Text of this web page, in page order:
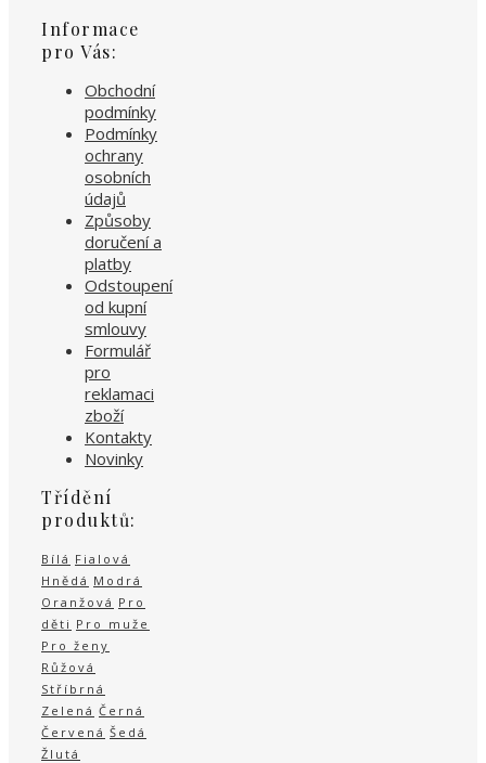
Informace
pro Vás:
Obchodní
podmínky
Podmínky
ochrany
osobních
údajů
Způsoby
doručení a
platby
Odstoupení
od kupní
smlouvy
Formulář
pro
reklamaci
zboží
Kontakty
Novinky
Třídění
produktů:
Bílá Fialová
Hnědá Modrá
Oranžová Pro
děti Pro muže
Pro ženy
Růžová
Stříbrná
Zelená Černá
Červená Šedá
Žlutá